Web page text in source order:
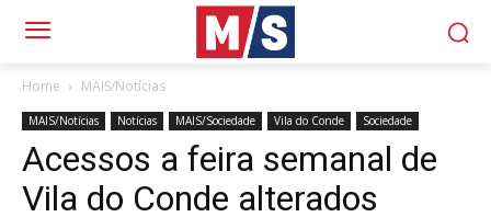
Home MAIS/Notícias
MAIS/Notícias Notícias MAIS/Sociedade Vila do Conde Sociedade
Acessos a feira semanal de
Vila do Conde alterados